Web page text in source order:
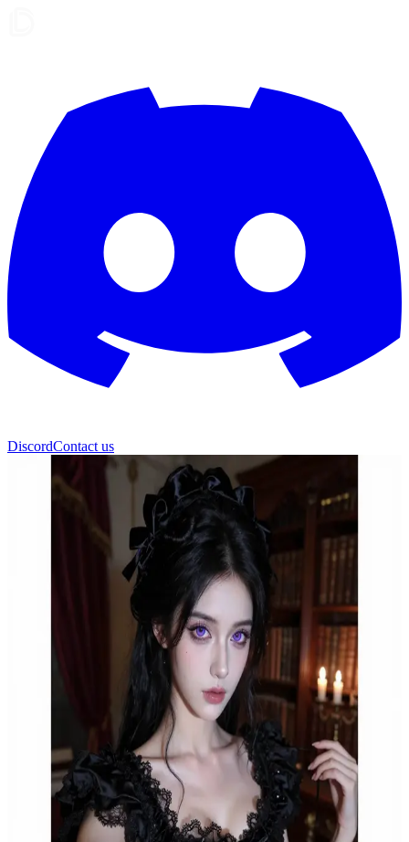
DiscordContact us
Еванджеліна Блеквуд